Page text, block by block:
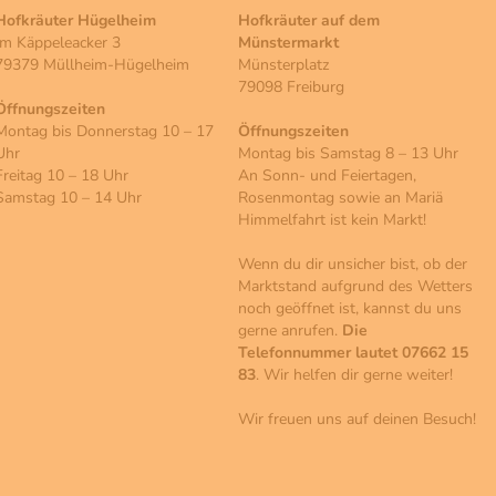
Hügelheim
Käppeleacker 3
Müllheim-Hügelheim
bis Donnerstag 10 – 17
10 – 18 Uhr
10 – 14 Uhr
Hofkräuter auf dem
Münstermarkt
Münsterplatz
79098 Freiburg
Öffnungszeiten
Montag bis Samstag 8 – 13 Uhr
An Sonn- und Feiertagen,
Rosenmontag sowie an Mariä
Himmelfahrt ist kein Markt!
Wenn du dir unsicher bist, ob der
Marktstand aufgrund des Wetters
noch geöffnet ist, kannst du uns
gerne anrufen. Die
Telefonnummer lautet 07662 15
83. Wir helfen dir gerne weiter!
Wir freuen uns auf deinen Besuch!